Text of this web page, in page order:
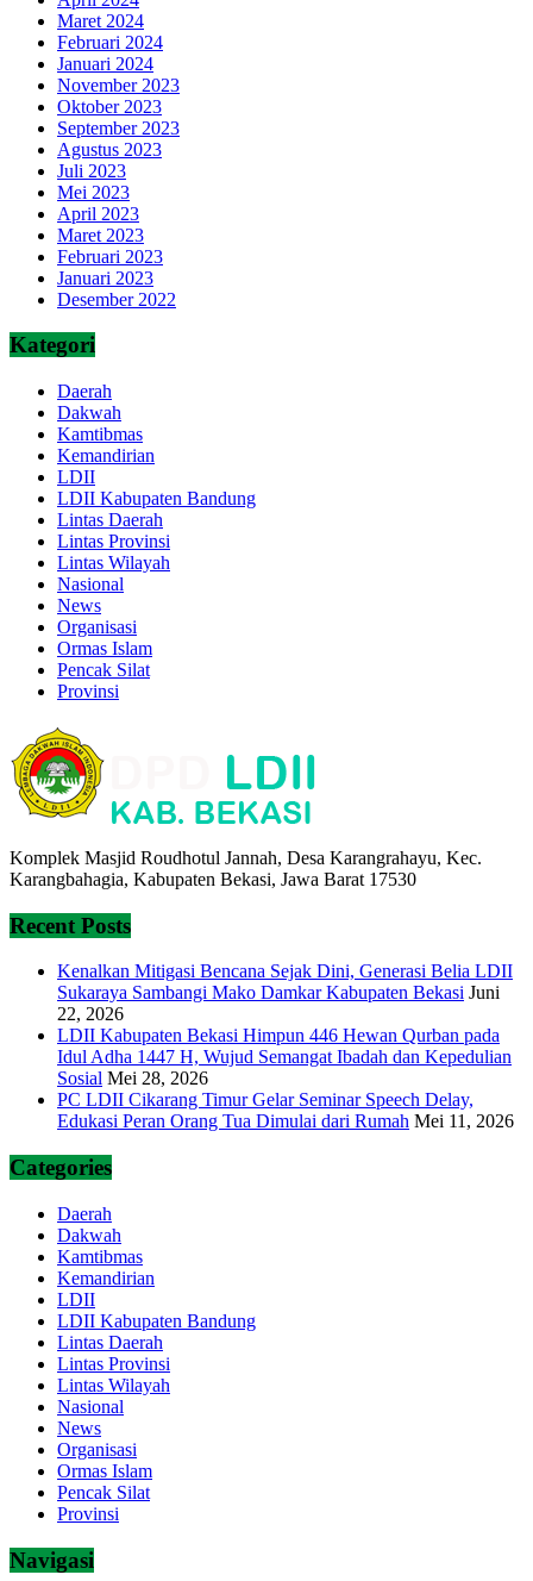
Maret 2024
Februari 2024
Januari 2024
November 2023
Oktober 2023
September 2023
Agustus 2023
Juli 2023
Mei 2023
April 2023
Maret 2023
Februari 2023
Januari 2023
Desember 2022
Kategori
Daerah
Dakwah
Kamtibmas
Kemandirian
LDII
LDII Kabupaten Bandung
Lintas Daerah
Lintas Provinsi
Lintas Wilayah
Nasional
News
Organisasi
Ormas Islam
Pencak Silat
Provinsi
Komplek Masjid Roudhotul Jannah, Desa Karangrahayu, Kec.
Karangbahagia, Kabupaten Bekasi, Jawa Barat 17530
Recent Posts
Kenalkan Mitigasi Bencana Sejak Dini, Generasi Belia LDII
Sukaraya Sambangi Mako Damkar Kabupaten Bekasi Juni
22, 2026
LDII Kabupaten Bekasi Himpun 446 Hewan Qurban pada
Idul Adha 1447 H, Wujud Semangat Ibadah dan Kepedulian
Sosial Mei 28, 2026
PC LDII Cikarang Timur Gelar Seminar Speech Delay,
Edukasi Peran Orang Tua Dimulai dari Rumah Mei 11, 2026
Categories
Daerah
Dakwah
Kamtibmas
Kemandirian
LDII
LDII Kabupaten Bandung
Lintas Daerah
Lintas Provinsi
Lintas Wilayah
Nasional
News
Organisasi
Ormas Islam
Pencak Silat
Provinsi
Navigasi